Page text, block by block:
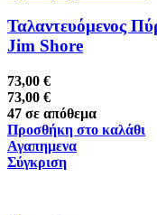
Ταλαντευόμενος
Jim Shore
73,00 €
73,00 €
47 σε απόθεμα
Προσθήκη στο καλάθι
Αγαπημενα
Σύγκριση